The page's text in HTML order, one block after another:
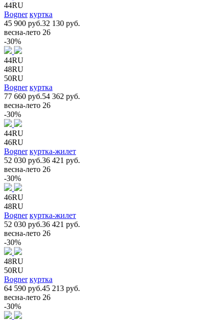
44RU
Bogner куртка
45 900 руб.32 130 руб.
весна-лето 26
-30%
44RU
48RU
50RU
Bogner куртка
77 660 руб.54 362 руб.
весна-лето 26
-30%
44RU
46RU
Bogner куртка-жилет
52 030 руб.36 421 руб.
весна-лето 26
-30%
46RU
48RU
Bogner куртка-жилет
52 030 руб.36 421 руб.
весна-лето 26
-30%
48RU
50RU
Bogner куртка
64 590 руб.45 213 руб.
весна-лето 26
-30%